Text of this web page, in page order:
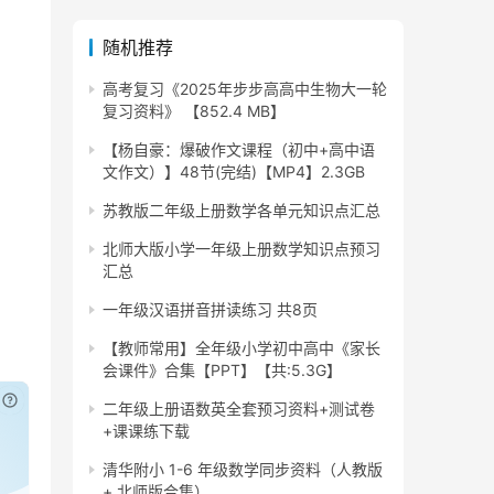
或 刷新
随机推荐
高考复习《2025年步步高高中生物大一轮
复习资料》 【852.4 MB】
【杨自豪：爆破作文课程（初中+高中语
文作文）】48节(完结)【MP4】2.3GB
苏教版二年级上册数学各单元知识点汇总
北师大版小学一年级上册数学知识点预习
汇总
一年级汉语拼音拼读练习 共8页
【教师常用】全年级小学初中高中《家长
会课件》合集【PPT】【共:5.3G】
二年级上册语数英全套预习资料+测试卷
+课课练下载
清华附小 1-6 年级数学同步资料（人教版